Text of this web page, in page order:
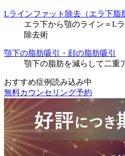
Lラインファット除去（エラ下脂
エラ下から顎のライン＝L
除去術
顎下の脂肪吸引・顔の脂肪吸引
顎下の脂肪を減らして二重
おすすめ症例読み込み中
無料カウンセリング予約